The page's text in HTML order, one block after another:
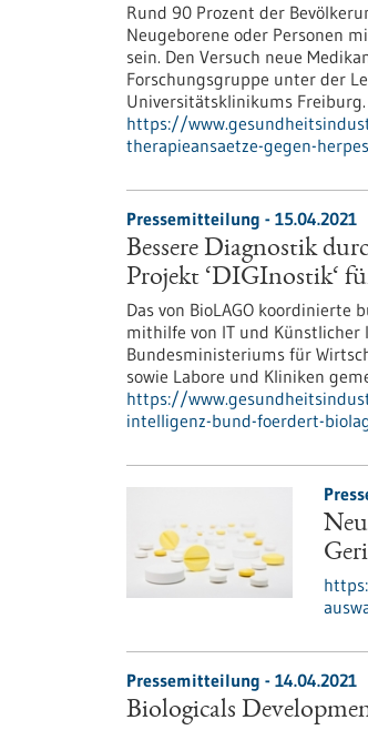
Rund 90 Prozent der
Neugeborene oder Personen
sein. Den Versuch neue
Forschungsgruppe unter der
Universitätsklinikums Freiburg.
https://
therapieansaetze-gegen-
Pressemitteilung - 15.04.2021
Bessere Diagnostik
Projekt ‘DIGInostik‘
Das von BioLAGO koordinierte
mithilfe von IT und Künstlicher
Bundesministeriums für
sowie Labore und Kliniken
https://
intelligenz-bund-foerdert-
Pressemitteilung - 14.04.2021
Biologicals